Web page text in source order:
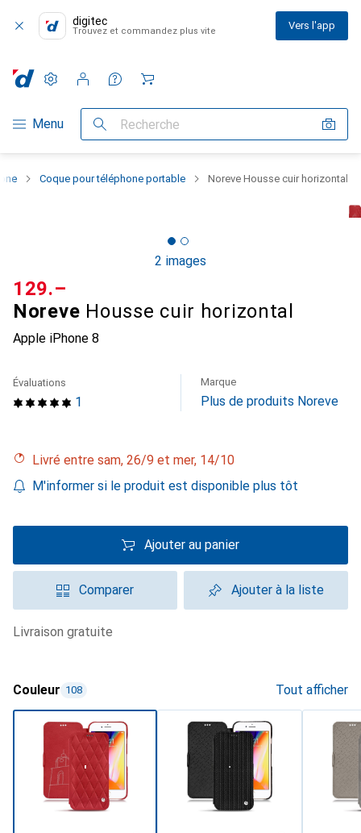
digitec
Trouvez et commandez plus vite Vers l'app
Navigation par catégorie
Menu Recherche
Paramètres
Compte client
Listes de comparaison
Listes d'envies
Panier
Coque pour téléphone portable Noreve Housse cuir horizontal
2 images
Noreve Housse cuir horizontal
Apple iPhone 8
CHF
129.–
1
Évaluations Marque
Plus de produits Noreve
Livré entre sam, 26/9 et mer, 14/10
M'informer si le produit est disponible plus tôt
Ajouter au panier
Comparer Ajouter à la liste
livraison gratuite
Couleur 108 Tout afficher